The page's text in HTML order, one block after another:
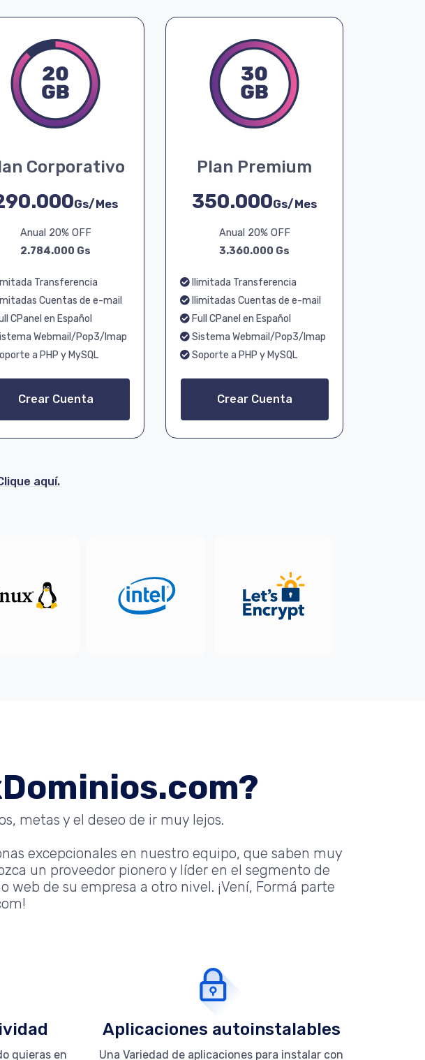
Corporativo
Gs/Mes
Anual 20% OFF
2.784.000 Gs
Transferencia
Cuentas de e-mail
CPanel en Español
Webmail/Pop3/Imap
a PHP y MySQL
Crear Cuenta
Plan Premium
350.000Gs/Mes
Anual 20% OFF
3.360.000 Gs
Ilimitada Transferencia
Ilimitadas Cuentas de e-mail
Full CPanel en Español
Sistema Webmail/Pop3/Imap
Soporte a PHP y MySQL
Crear Cuenta
aquí.
metas y el deseo de ir muy lejos.
excepcionales en nuestro equipo, que saben muy
un proveedor pionero y líder en el segmento de
de su empresa a otro nivel. ¡Vení, Formá parte
quieras en
Aplicaciones autoinstalables
Una Variedad de aplicaciones para instalar con